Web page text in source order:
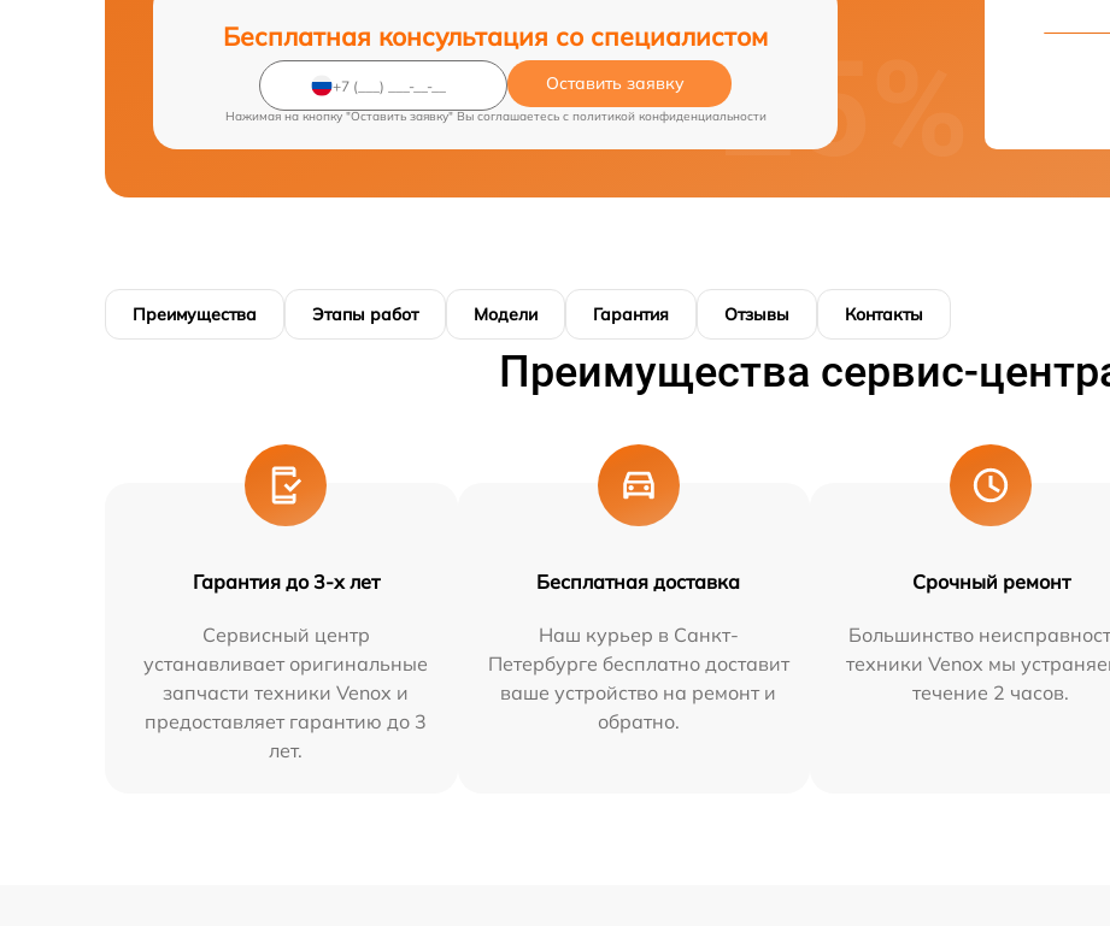
Бесплатная консультация со специалистом
Оставить заявку
Нажимая на кнопку "Оставить заявку" Вы соглашаетесь c политикой конфиденциальности
Преимущества Этапы работ Модели Гарантия Отзывы Контакты
Преимущества сервис-
Гарантия до 3-х лет
Сервисный центр
устанавливает оригинальные
запчасти техники Venox и
предоставляет гарантию до 3
лет.
Бесплатная доставка
Наш курьер в Санкт-
Петербурге бесплатно доставит
ваше устройство на ремонт и
обратно.
Срочный ремонт
Большинство
техники Venox мы
течение 2 часов.